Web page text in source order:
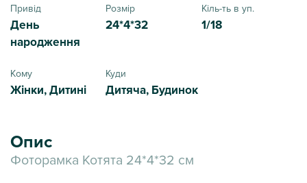
Привід
День
народження
Розмір
24*4*32
Кіль-ть в уп.
1/18
Кому
Жінки, Дитині
Куди
Дитяча, Будинок
Опис
Фоторамка Котята 24*4*32 см